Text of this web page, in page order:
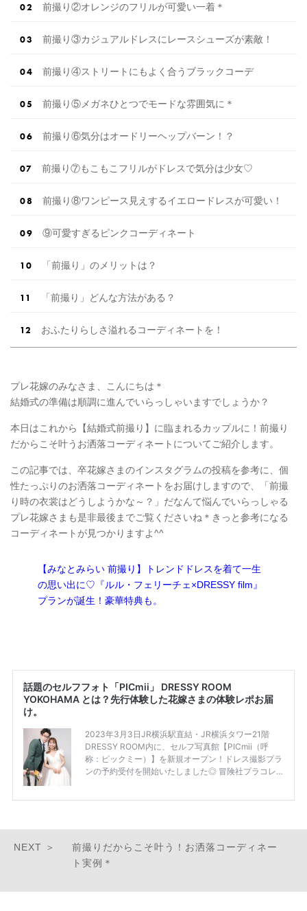
前撮り②オレンジのフリルが可愛い一着＊
前撮り③カジュアルドレスにレースシューズが素敵！
前撮り④ストリートにもよく合うブラックコーデ
前撮り⑤メガネひとつでモードな雰囲気に＊
前撮り⑥気分はオードリーヘップバーン！？
前撮り⑦もこもこフリルがドレスで気分は少女♡
前撮り⑧ワンピース見えするイエロードレスが可愛い！
⑨可愛すぎるピンクコーディネート
「前撮り」のメリットは？
「前撮り」どんな方法がある？
おふたりらしさ溢れるコーディネートを！
プレ花嫁のみなさま、こんにちは＊
結婚式の準備は順調に進んでいらっしゃいますでしょうか？
本日はこれから【結婚式前撮り】に臨まれるカップルに！前撮り
だからこそ叶うお洒落コーディネートについてご紹介します。
この記事では、卒花嫁さまのインスタグラムの投稿を参考に、個
性たっぷりのお洒落コーディネートをお届けしますので、「前撮
り時の衣裳はどうしようかな～？」だなんて悩んでいらっしゃる
プレ花嫁さまも是非最後までご覧くださいね＊きっと参考になる
コーディネートが見つかりますよ^^
【みなとみらい 前撮り】トレンドドレスを着て一生
の思い出に♡『ルル・フェリーチェ×DRESSY film』
プランが誕生！豪華特典も。
前撮りだからこそ叶う！お洒落コーディネー
ト実例＊